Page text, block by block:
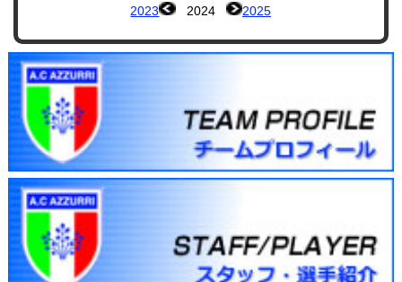
2023
2024 2025